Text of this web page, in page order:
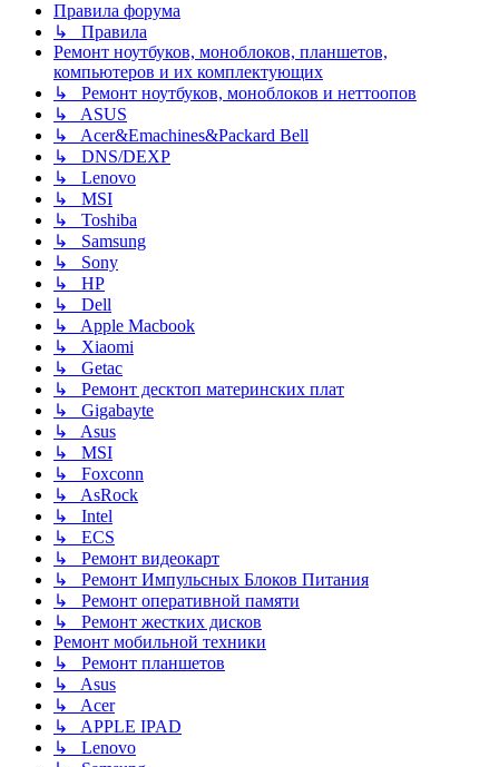
Правила форума
↳ Правила
Ремонт ноутбуков, моноблоков, планшетов,
компьютеров и их комплектующих
↳ Ремонт ноутбуков, моноблоков и неттоопов
↳ ASUS
↳ Acer&Emachines&Packard Bell
↳ DNS/DEXP
↳ Lenovo
↳ MSI
↳ Toshiba
↳ Samsung
↳ Sony
↳ HP
↳ Dell
↳ Apple Macbook
↳ Xiaomi
↳ Getac
↳ Ремонт десктоп материнских плат
↳ Gigabayte
↳ Asus
↳ MSI
↳ Foxconn
↳ AsRock
↳ Intel
↳ ECS
↳ Ремонт видеокарт
↳ Ремонт Импульсных Блоков Питания
↳ Ремонт оперативной памяти
↳ Ремонт жестких дисков
Ремонт мобильной техники
↳ Ремонт планшетов
↳ Asus
↳ Acer
↳ APPLE IPAD
↳ Lenovo